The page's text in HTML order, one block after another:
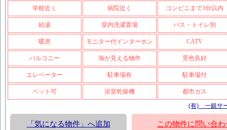
学校近く 病院近く コンビニまで3分以内
給湯 室内洗濯置場 バス・トイレ別
暖房 モニター付インターホン CATV
バルコニー 海が見える物件 景色良好
エレベーター 駐車場有 駐車場付
ペット可 浴室乾燥機
都市ガス
(有) 一銀サ
「気になる物件」へ追加 この物件に問い合わ